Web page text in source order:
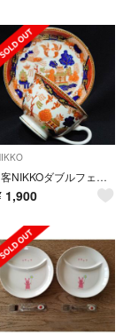
1客NIKKOダブルフェニックス錦山水C&S
1,900